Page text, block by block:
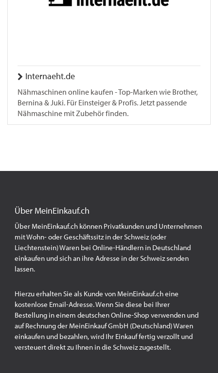
Internaeht.de
Nähmaschinen online kaufen - Top-Marken wie Brother,
Bernina & Juki. Für Einsteiger & Profis. Jetzt passende
Nähmaschine mit Zubehör finden.
Über MeinEinkauf.ch
Über MeinEinkauf.ch können Privatkunden und Unternehmen
mit Wohn- oder Geschäftssitz in der Schweiz (oder
Liechtenstein) Waren bei Online-Händlern in Deutschland
einkaufen und sich an ihre Adresse in der Schweiz senden
lassen.
Hierzu erhalten Sie als Kunde von MeinEinkauf.ch eine
kostenlose Email-Adresse. Wenn Sie diese bei Ihrer
Bestellung in einem deutschen Online-Shop verwenden und
auf Rechnung der MeinEinkauf GmbH (Deutschland) Waren
einkaufen und bezahlen, wird Ihr Einkauf fertig verzollt und
versteuert direkt zu Ihnen in die Schweiz zugestellt.